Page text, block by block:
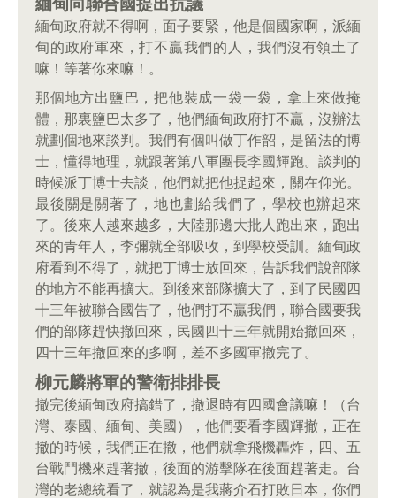
緬甸向聯合國提出抗議
緬甸政府就不得啊，面子要緊，他是個國家啊，派緬
甸的政府軍來，打不贏我們的人，我們沒有領土了
嘛！等著你來嘛！。
那個地方出鹽巴，把他裝成一袋一袋，拿上來做掩
體，那裏鹽巴太多了，他們緬甸政府打不贏，沒辦法
就劃個地來談判。我們有個叫做丁作韶，是留法的博
士，懂得地理，就跟著第八軍團長李國輝跑。談判的
時候派丁博士去談，他們就把他捉起來，關在仰光。
最後關是關著了，地也劃給我們了，學校也辦起來
了。後來人越來越多，大陸那邊大批人跑出來，跑出
來的青年人，李彌就全部吸收，到學校受訓。緬甸政
府看到不得了，就把丁博士放回來，告訴我們說部隊
的地方不能再擴大。到後來部隊擴大了，到了民國四
十三年被聯合國告了，他們打不贏我們，聯合國要我
們的部隊趕快撤回來，民國四十三年就開始撤回來，
四十三年撤回來的多啊，差不多國軍撤完了。
柳元麟將軍的警衛排排長
撤完後緬甸政府搞錯了，撤退時有四國會議嘛！（台
灣、泰國、緬甸、美國），他們要看李國輝撤，正在
撤的時候，我們正在撤，他們就拿飛機轟炸，四、五
台戰鬥機來趕著撤，後面的游擊隊在後面趕著走。台
灣的老總統看了，就認為是我蔣介石打敗日本，你們